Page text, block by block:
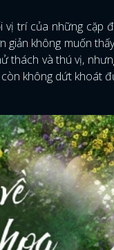
trí của những cặp
không muốn
thách và thú vị,
không dứt khoát